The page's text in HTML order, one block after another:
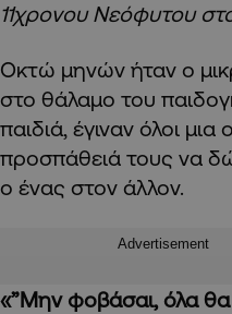
11χρονου Νεόφυτου
Οκτώ μηνών ήταν ο
στο θάλαμο του
παιδιά, έγιναν όλοι μια
προσπάθειά τους να
ο ένας στον άλλον.
Advertisement
«”Μην φοβάσαι, όλα